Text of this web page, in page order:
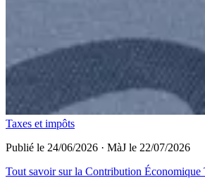
Taxes et impôts
Publié le 24/06/2026 · MàJ le 22/07/2026
Tout savoir sur la Contribution